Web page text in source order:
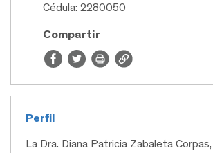
Cédula: 2280050
Compartir
Perfil
La Dra. Diana Patricia Zabaleta